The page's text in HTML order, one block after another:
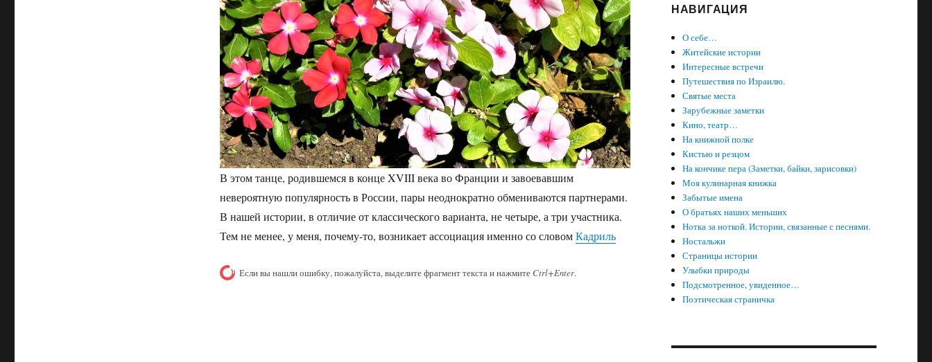
В этом танце, родившемся в конце XVIII века во Франции и завоевавшим
невероятную популярность в России, пары неоднократно обмениваются партнерами.
В нашей истории, в отличие от классического варианта, не четыре, а три участника.
Тем не менее, у меня, почему-то, возникает ассоциация именно со словомКадриль
Если вы нашли ошибку, пожалуйста, выделите фрагмент текста и нажмите Ctrl+Enter.
НАВИГАЦИЯ
О себе…
Житейские истории
Интересные встречи
Путешествия по Израилю.
Святые места
Зарубежные заметки
Кино, театр…
На книжной полке
Кистью и резцом
На кончике пера (Заметки, байки, зарисовки)
Моя кулинарная книжка
Забытые имена
О братьях наших меньших
Нотка за ноткой. Истории, связанные с песнями.
Ностальжи
Страницы истории
Улыбки природы
Подсмотренное, увиденное…
Поэтическая страничка